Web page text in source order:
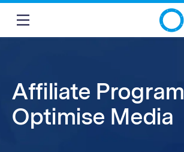
Affiliate Program |
Optimise Media